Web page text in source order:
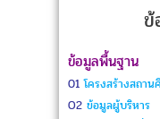
ข้อมูลพื้นฐาน
01โครงสร้างสถาน
O2 ข้อมูลผู้บริหาร